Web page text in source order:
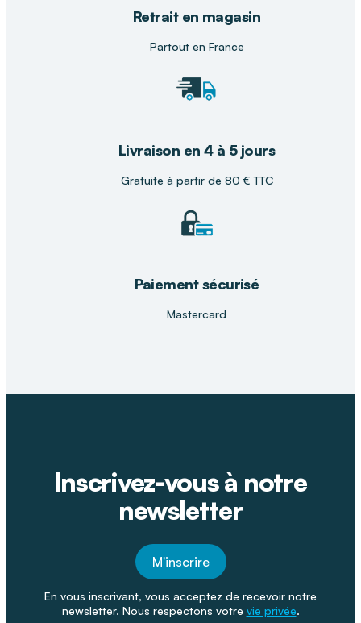
Retrait en magasin
Partout en France
Livraison en 4 à 5 jours
Gratuite à partir de 80 € TTC
Paiement sécurisé
Mastercard
Inscrivez-vous à notre
newsletter
M'inscrire
En vous inscrivant, vous acceptez de recevoir notre
newsletter. Nous respectons votre vie privée.